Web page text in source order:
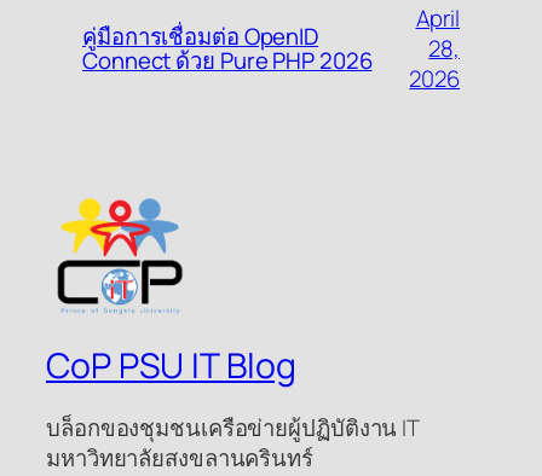
คู่มือการเชื่อมต่อ OpenID
Connect ด้วย Pure PHP 2026
April
28,
2026
CoP PSU IT Blog
บล็อกของชุมชนเครือข่ายผู้ปฏิบัติงาน IT
มหาวิทยาลัยสงขลานครินทร์